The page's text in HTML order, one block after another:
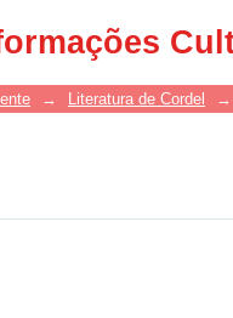
→ Literatura de Cordel →